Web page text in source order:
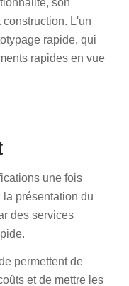
son
L'un
rapide, qui
rapides en vue
une fois
présentation du
des services
permettent de
et de mettre les